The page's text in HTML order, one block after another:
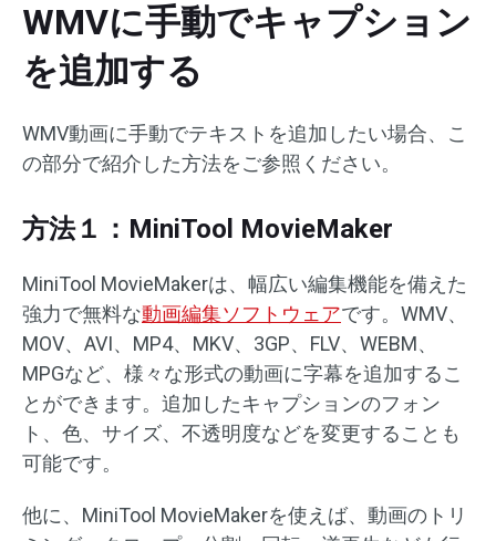
WMVに手動でキャプション
を追加する
WMV動画に手動でテキストを追加したい場合、こ
の部分で紹介した方法をご参照ください。
方法１：MiniTool MovieMaker
MiniTool MovieMakerは、幅広い編集機能を備えた
強力で無料な動画編集ソフトウェアです。WMV、
MOV、AVI、MP4、MKV、3GP、FLV、WEBM、
MPGなど、様々な形式の動画に字幕を追加するこ
とができます。追加したキャプションのフォン
ト、色、サイズ、不透明度などを変更することも
可能です。
他に、MiniTool MovieMakerを使えば、動画のトリ